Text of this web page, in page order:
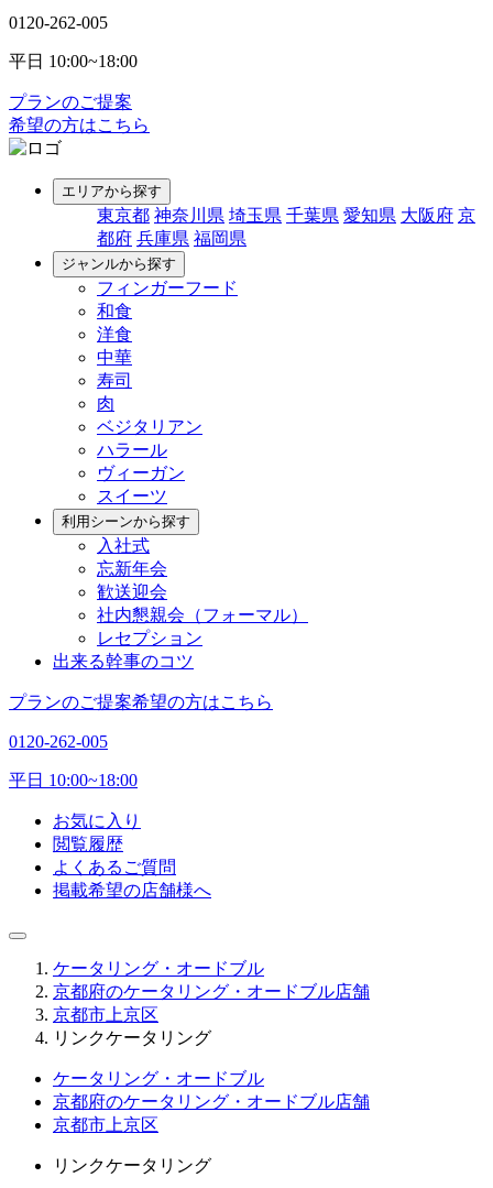
0120-262-005
平日 10:00~18:00
プランのご提案
希望の方はこちら
エリアから探す
東京都 神奈川県 埼玉県 千葉県 愛知県 大阪府 京
都府 兵庫県 福岡県
ジャンルから探す
フィンガーフード
和食
洋食
中華
寿司
肉
ベジタリアン
ハラール
ヴィーガン
スイーツ
利用シーンから探す
入社式
忘新年会
歓送迎会
社内懇親会（フォーマル）
レセプション
出来る幹事のコツ
プランのご提案希望の方はこちら
0120-262-005
平日 10:00~18:00
お気に入り
閲覧履歴
よくあるご質問
掲載希望の店舗様へ
ケータリング・オードブル
京都府のケータリング・オードブル店舗
京都市上京区
リンクケータリング
ケータリング・オードブル
京都府のケータリング・オードブル店舗
京都市上京区
リンクケータリング